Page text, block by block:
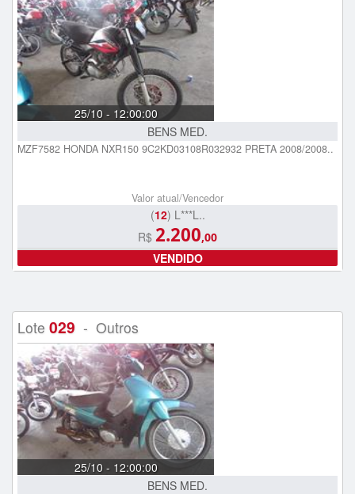
25/10 - 12:00:00
BENS MED.
MZF7582 HONDA NXR150 9C2KD03108R032932 PRETA 2008/2008..
Valor atual/Vencedor
(12) L***L..
R$ 2.200,00
VENDIDO
Lote 029 - Outros
25/10 - 12:00:00
BENS MED.